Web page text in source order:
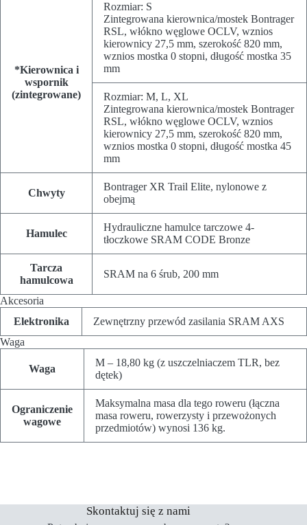
*Kierownica i
wspornik
(zintegrowane)
Rozmiar: S
Zintegrowana kierownica/mostek Bontrager
RSL, włókno węglowe OCLV, wznios
kierownicy 27,5 mm, szerokość 820 mm,
wznios mostka 0 stopni, długość mostka 35
mm
Rozmiar: M, L, XL
Zintegrowana kierownica/mostek Bontrager
RSL, włókno węglowe OCLV, wznios
kierownicy 27,5 mm, szerokość 820 mm,
wznios mostka 0 stopni, długość mostka 45
mm
Chwyty
Bontrager XR Trail Elite, nylonowe z
obejmą
Hamulec
Hydrauliczne hamulce tarczowe 4-
tłoczkowe SRAM CODE Bronze
Tarcza
hamulcowa
SRAM na 6 śrub, 200 mm
Akcesoria
Elektronika
Zewnętrzny przewód zasilania SRAM AXS
Waga
Waga
M – 18,80 kg (z uszczelniaczem TLR, bez
dętek)
Ograniczenie
wagowe
Maksymalna masa dla tego roweru (łączna
masa roweru, rowerzysty i przewożonych
przedmiotów) wynosi 136 kg.
Skontaktuj się z nami